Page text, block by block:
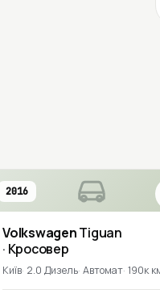
2016
VolkswagenTiguan
· Кросовер
Київ 2.0 Дизель Автомат 190к